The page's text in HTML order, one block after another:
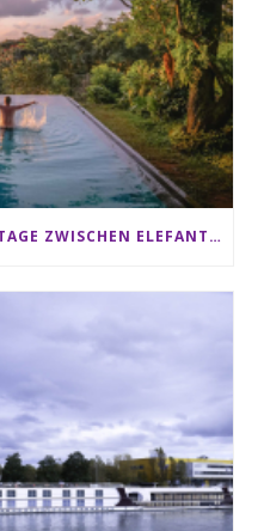
SRI LANKA RUNDREISE: 12 TAGE ZWISCHEN ELEFANTEN, TEEPLANTAGEN & STRAND ALS FAMILIE